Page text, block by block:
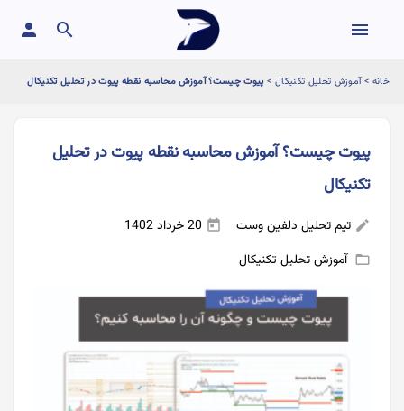
menu
search
person
خانه >آموزش تحلیل تکنیکال >پیوت چیست؟ آموزش محاسبه نقطه پیوت در تحلیل تکنیکال
پیوت چیست؟ آموزش محاسبه نقطه پیوت در تحلیل
تکنیکال
edit تیم تحلیل دلفین وست today
folder_open آموزش تحلیل تکنیکال